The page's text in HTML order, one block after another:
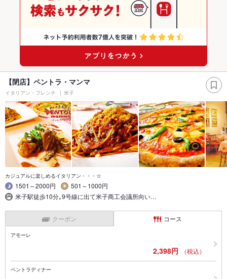
【閉店】ペントラ・マンマ
イタリアン・フレンチ 米子
カジュアルに楽しめるイタリアン・・・☆
1501～2000円
501～1000円
米子駅徒歩10分｡9号線に出て米子商工会議所向い…
クーポン コース
アモーレ
2,398円 （税込）
ペントラディナー